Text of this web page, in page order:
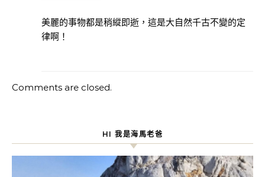
美麗的事物都是稍縱即逝，這是大自然千古不變的定
律啊！
Comments are closed.
HI 我是海馬老爸